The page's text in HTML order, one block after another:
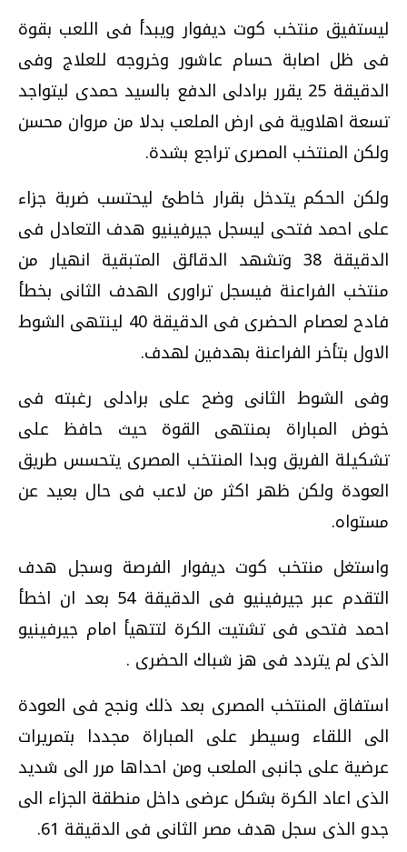
ليستفيق منتخب كوت ديفوار ويبدأ فى اللعب بقوة
فى ظل اصابة حسام عاشور وخروجه للعلاج وفى
الدقيقة 25 يقرر برادلى الدفع بالسيد حمدى ليتواجد
تسعة اهلاوية فى ارض الملعب بدلا من مروان محسن
ولكن المنتخب المصرى تراجع بشدة.
ولكن الحكم يتدخل بقرار خاطئ ليحتسب ضربة جزاء
على احمد فتحى ليسجل جيرفينيو هدف التعادل فى
الدقيقة 38 وتشهد الدقائق المتبقية انهيار من
منتخب الفراعنة فيسجل تراورى الهدف الثانى بخطأ
فادح لعصام الحضرى فى الدقيقة 40 لينتهى الشوط
الاول بتأخر الفراعنة بهدفين لهدف.
وفى الشوط الثانى وضح على برادلى رغبته فى
خوض المباراة بمنتهى القوة حيث حافظ على
تشكيلة الفريق وبدا المنتخب المصرى يتحسس طريق
العودة ولكن ظهر اكثر من لاعب فى حال بعيد عن
مستواه.
واستغل منتخب كوت ديفوار الفرصة وسجل هدف
التقدم عبر جيرفينيو فى الدقيقة 54 بعد ان اخطأ
احمد فتحى فى تشتيت الكرة لتتهيأ امام جيرفينيو
الذى لم يتردد فى هز شباك الحضرى .
استفاق المنتخب المصرى بعد ذلك ونجح فى العودة
الى اللقاء وسيطر على المباراة مجددا بتمريرات
عرضية على جانبى الملعب ومن احداها مرر الى شديد
الذى اعاد الكرة بشكل عرضى داخل منطقة الجزاء الى
جدو الذى سجل هدف مصر الثانى فى الدقيقة 61.